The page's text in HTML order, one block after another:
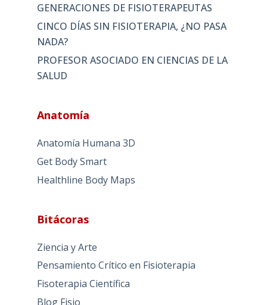
GENERACIONES DE FISIOTERAPEUTAS
CINCO DÍAS SIN FISIOTERAPIA, ¿NO PASA
NADA?
PROFESOR ASOCIADO EN CIENCIAS DE LA
SALUD
Anatomía
Anatomía Humana 3D
Get Body Smart
Healthline Body Maps
Bitácoras
Ziencia y Arte
Pensamiento Crítico en Fisioterapia
Fisoterapia Científica
Blog Fisio